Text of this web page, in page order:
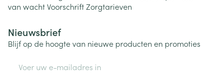
van wachtVoorschriftZorgtarieven
Nieuwsbrief
Blijf op de hoogte van nieuwe producten en promoties